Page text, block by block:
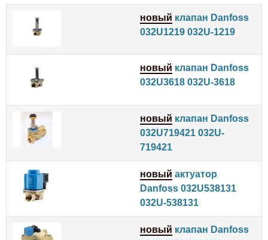
новый клапан Danfoss
032U1219 032U-1219
новый клапан Danfoss
032U3618 032U-3618
новый клапан Danfoss
032U719421 032U-
719421
новый актуатор
Danfoss 032U538131
032U-538131
новый клапан Danfoss